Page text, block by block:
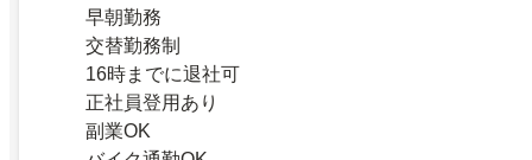
早朝勤務
交替勤務制
16時までに退社可
正社員登用あり
副業OK